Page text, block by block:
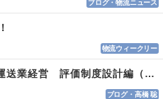
ブログ・物流ニュース
物流ウィークリー
第315回：令和時代の運送業経営 評価制度設計編（１１５）
ブログ・高橋 聡